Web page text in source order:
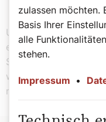
Unser
es auch nicht „am
System zu ersetzen,
weiterzuentwickeln.
nahe.
zulassen möchten.
Basis Ihrer
alle
stehen.
Impressum •